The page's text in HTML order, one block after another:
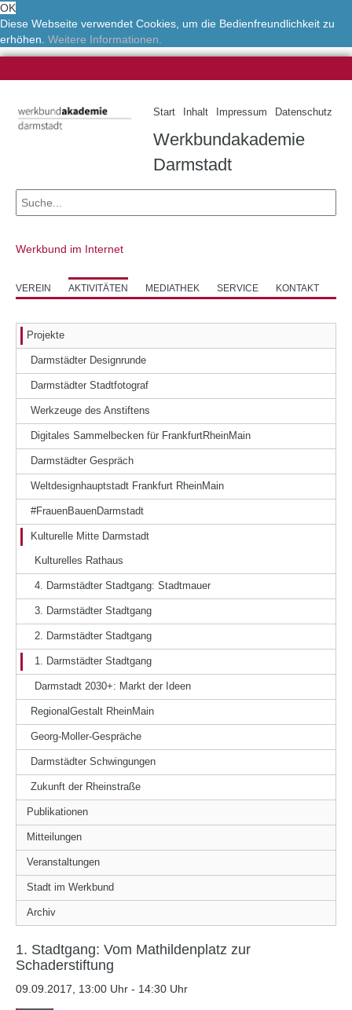
OK
Diese Webseite verwendet Cookies, um die Bedienfreundlichkeit zu
erhöhen. Weitere Informationen.
Start Inhalt Impressum Datenschutz
Werkbundakademie
Darmstadt
Werkbund im Internet
VEREIN AKTIVITÄTEN MEDIATHEK SERVICE KONTAKT
Projekte
Darmstädter Designrunde
Darmstädter Stadtfotograf
Werkzeuge des Anstiftens
Digitales Sammelbecken für FrankfurtRheinMain
Darmstädter Gespräch
Weltdesignhauptstadt Frankfurt RheinMain
#FrauenBauenDarmstadt
Kulturelle Mitte Darmstadt
Kulturelles Rathaus
4. Darmstädter Stadtgang: Stadtmauer
3. Darmstädter Stadtgang
2. Darmstädter Stadtgang
1. Darmstädter Stadtgang
Darmstadt 2030+: Markt der Ideen
RegionalGestalt RheinMain
Georg-Moller-Gespräche
Darmstädter Schwingungen
Zukunft der Rheinstraße
Publikationen
Mitteilungen
Veranstaltungen
Stadt im Werkbund
Archiv
1. Stadtgang: Vom Mathildenplatz zur
Schaderstiftung
09.09.2017, 13:00 Uhr - 14:30 Uhr